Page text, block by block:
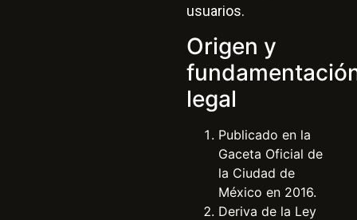
usuarios.
Origen y
legal
Publicado en la
Gaceta Oficial de
la Ciudad de
México en 2016.
Deriva de la Ley